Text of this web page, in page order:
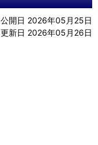
公開日 2026年05月25日
更新日 2026年05月26日